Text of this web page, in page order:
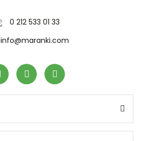
0 212 533 01 33
info@maranki.com